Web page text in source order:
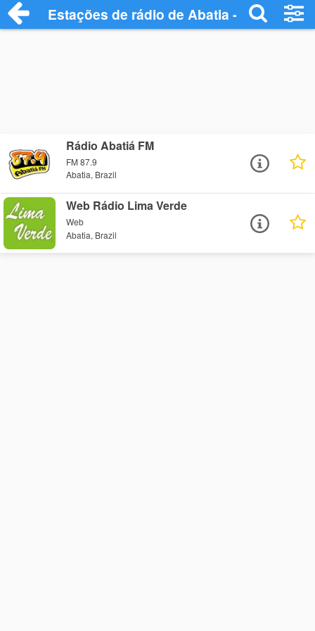
Estações de rádio de Abatia - Ouça
Rádio Abatiá FM
FM 87.9
Abatia, Brazil
Web Rádio Lima Verde
Web
Abatia, Brazil